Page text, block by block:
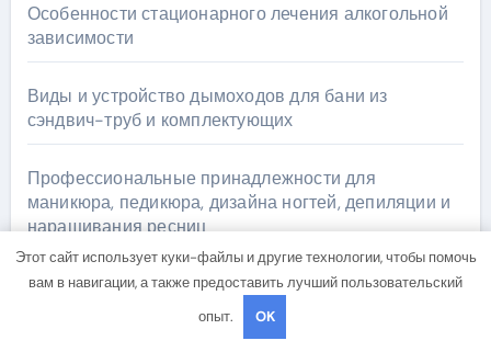
Особенности стационарного лечения алкогольной
зависимости
Виды и устройство дымоходов для бани из
сэндвич-труб и комплектующих
Профессиональные принадлежности для
маникюра, педикюра, дизайна ногтей, депиляции и
наращивания ресниц
Основные виды и методы тестирования
программного обеспечения
Этот сайт использует куки-файлы и другие технологии, чтобы помочь
вам в навигации, а также предоставить лучший пользовательский
опыт.
OK